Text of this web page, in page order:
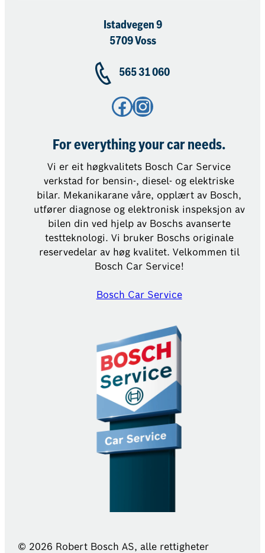
Istadvegen 9
5709 Voss
565 31 060
Facebook Instagram
For everything your car needs.
Vi er eit høgkvalitets Bosch Car Service
verkstad for bensin-, diesel- og elektriske
bilar. Mekanikarane våre, opplært av Bosch,
utfører diagnose og elektronisk inspeksjon av
bilen din ved hjelp av Boschs avanserte
testteknologi. Vi bruker Boschs originale
reservedelar av høg kvalitet. Velkommen til
Bosch Car Service!
Bosch Car Service
© 2026 Robert Bosch AS, alle rettigheter